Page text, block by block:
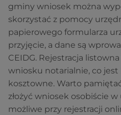
gminy wniosek można
skorzystać z pomocy
papierowego formularza
przyjęcie, a dane są
CEIDG. Rejestracja
wniosku notarialnie, co jest
kosztowne. Warto
złożyć wniosek osobiście
możliwe przy rejestracji